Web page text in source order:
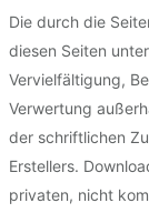
Die durch die
diesen Seiten
Vervielfältigung,
Verwertung
der schriftlichen
Erstellers.
privaten, nicht